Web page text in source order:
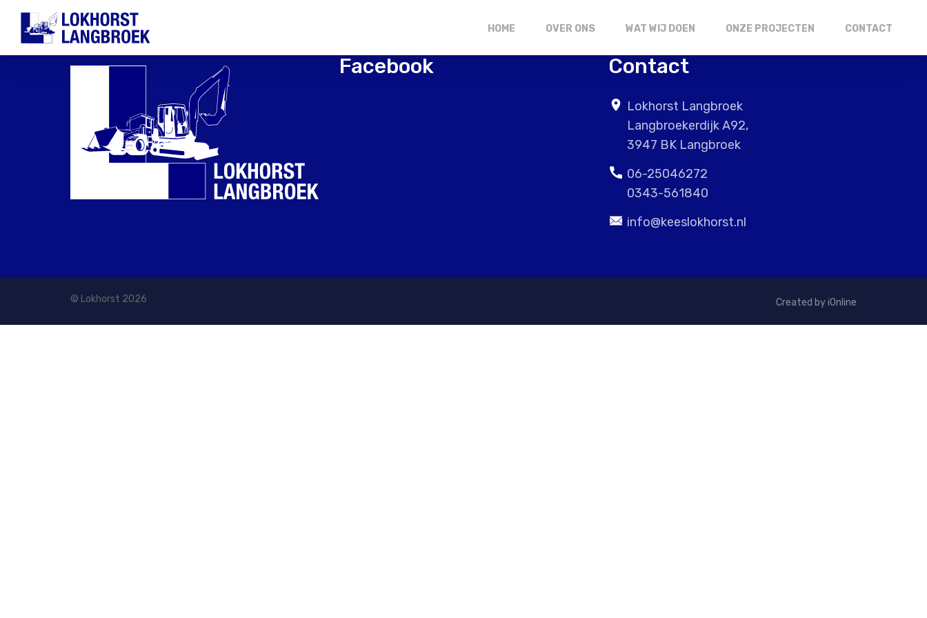
HOME OVER ONS WAT WIJ DOEN ONZE PROJECTEN CONTACT
Facebook Contact
Lokhorst Langbroek
Langbroekerdijk A92,
3947 BK Langbroek
06-25046272
0343-561840
info@keeslokhorst.nl
© Lokhorst 2026 Created by iOnline